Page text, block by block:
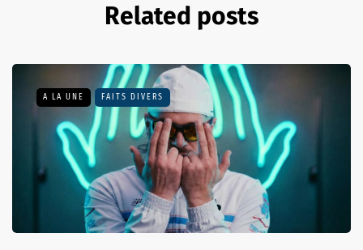
Related posts
A LA UNE FAITS DIVERS